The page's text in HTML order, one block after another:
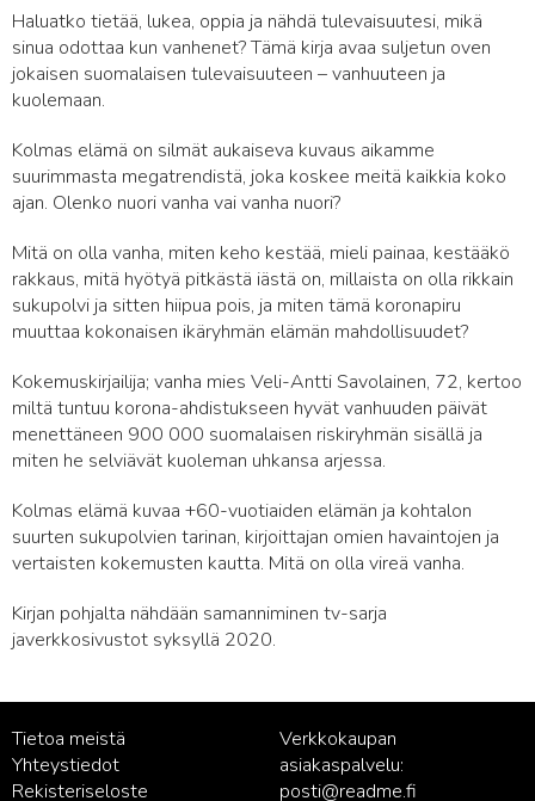
Haluatko tietää, lukea, oppia ja nähdä tulevaisuutesi, mikä
sinua odottaa kun vanhenet? Tämä kirja avaa suljetun oven
jokaisen suomalaisen tulevaisuuteen – vanhuuteen ja
kuolemaan.
Kolmas elämä on silmät aukaiseva kuvaus aikamme
suurimmasta megatrendistä, joka koskee meitä kaikkia koko
ajan. Olenko nuori vanha vai vanha nuori?
Mitä on olla vanha, miten keho kestää, mieli painaa, kestääkö
rakkaus, mitä hyötyä pitkästä iästä on, millaista on olla rikkain
sukupolvi ja sitten hiipua pois, ja miten tämä koronapiru
muuttaa kokonaisen ikäryhmän elämän mahdollisuudet?
Kokemuskirjailija; vanha mies Veli-Antti Savolainen, 72, kertoo
miltä tuntuu korona-ahdistukseen hyvät vanhuuden päivät
menettäneen 900 000 suomalaisen riskiryhmän sisällä ja
miten he selviävät kuoleman uhkansa arjessa.
Kolmas elämä kuvaa +60-vuotiaiden elämän ja kohtalon
suurten sukupolvien tarinan, kirjoittajan omien havaintojen ja
vertaisten kokemusten kautta. Mitä on olla vireä vanha.
Kirjan pohjalta nähdään samanniminen tv-sarja
javerkkosivustot syksyllä 2020.
Tietoa meistä
Yhteystiedot
Rekisteriseloste
Verkkokaupan
asiakaspalvelu:
posti@readme.fi